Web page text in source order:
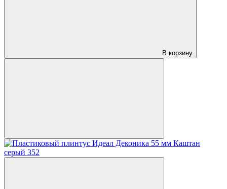
В корзину